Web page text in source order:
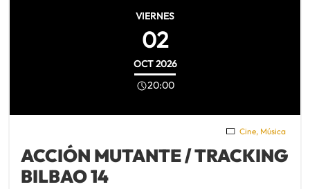
VIERNES
02
OCT2026
20:00
Cine, Música
ACCIÓN MUTANTE / TRACKING
BILBAO 14